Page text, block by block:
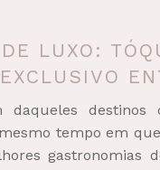
LUXO:
destinos
tempo em
gastronomias